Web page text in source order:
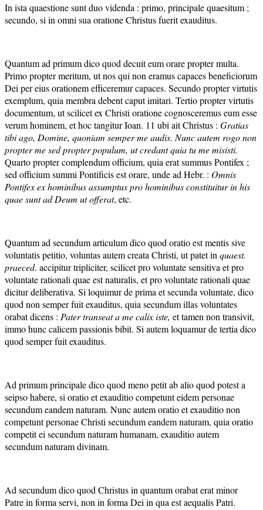
In ista quaestione sunt duo videnda : primo, principale quaesitum ;
secundo, si in omni sua oratione Christus fuerit exauditus.
Quantum ad primum dico quod decuit eum orare propter multa.
Primo propter meritum, ut nos qui non eramus capaces beneficiorum
Dei per eius orationem efficeremur capaces. Secundo propter virtutis
exemplum, quia membra debent caput imitari. Tertio propter virtutis
documentum, ut scilicet ex Christi oratione cognosceremus eum esse
verum hominem, et hoc tangitur Ioan. 11 ubi ait Christus : Gratias
tibi ago, Domine, quoniam semper me audis. Nunc autem rogo non
propter me sed propter populum, ut credant quia tu me misisti.
Quarto propter complendum officium, quia erat summus Pontifex ;
sed officium summi Pontificis est orare, unde ad Hebr. : Omnis
Pontifex ex hominibus assumptus pro hominibus constituitur in his
quae sunt ad Deum ut offerat, etc.
Quantum ad secundum articulum dico quod oratio est mentis sive
voluntatis petitio, voluntas autem creata Christi, ut patet in quaest.
praeced. accipitur tripliciter, scilicet pro voluntate sensitiva et pro
voluntate rationali quae est naturalis, et pro voluntate rationali quae
dicitur deliberativa. Si loquimur de prima et secunda voluntate, dico
quod non semper fuit exauditus, quia secundum illas voluntates
orabat dicens : Pater transeat a me calix iste, et tamen non transivit,
immo hunc calicem passionis bibit. Si autem loquamur de tertia dico
quod semper fuit exauditus.
Ad primum principale dico quod meno petit ab alio quod potest a
seipso habere, si oratio et exauditio competunt eidem personae
secundum eandem naturam. Nunc autem oratio et exauditio non
competunt personae Christi secundum eandem naturam, quia oratio
competit ei secundum naturam humanam, exauditio autem
secundum naturam divinam.
Ad secundum dico quod Christus in quantum orabat erat minor
Patre in forma servi, non in forma Dei in qua est aequalis Patri.